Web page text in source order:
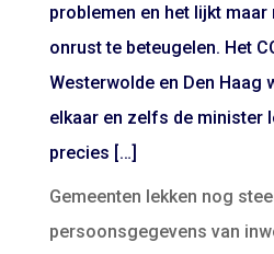
problemen en het lijkt maar
onrust te beteugelen. Het
Westerwolde en Den Haag
elkaar en zelfs de minister
precies […]
Gemeenten lekken nog
persoonsgegevens van